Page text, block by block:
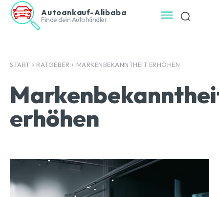
Autoankauf-Alibaba
Finde dein Autohändler
START RATGEBER MARKENBEKANNTHEIT ERHÖHEN
erhöhen